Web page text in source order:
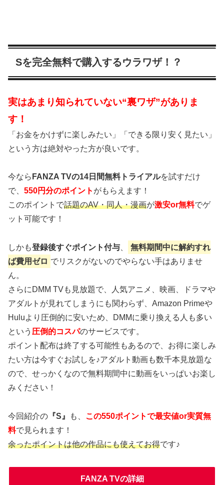
Sを完全無料で購入するウラワザ！？
実はあまり知られていない“裏ワザ”がありま
す！
「お金をかけずに楽しみたい」「できる限り安く見たい」
という方は絶対やった方が良いです。
今なら FANZA TVの14日間無料トライアルを試すだけ
で、 550円分のポイント がもらえます！
このポイントで話題のAV・同人・漫画が激安or無料でゲ
ット可能です！
しかも登録後すぐポイント付与
無料期間中に解約すれ
ば費用ゼロ でリスクがないのでやらない手はありませ
ん。
さらにDMM TVも見放題で、人気アニメ、映画、ドラマや
アダルトが見れてしまうにも関わらず、Amazon Primeや
Huluより圧倒的に安いため、DMMに乗り換える人も多い
という 圧倒的コスパのサービスです。
ポイント配布は終了する可能性もあるので、お得に楽しみ
たい方は今すぐお試しを♪アダルト動画も数千本見放題な
ので、せっかくなので無料期間中に動画をいっぱいお楽し
みください！
今回紹介の 『S』 も、 この550ポイントで最安値or実質無
料で見られます！
余ったポイントは他の作品にも使えてお得です♪
FANZA TVの詳細